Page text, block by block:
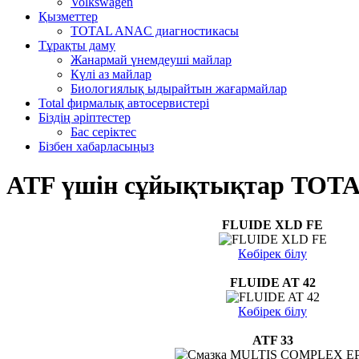
Қызметтер
TOTAL ANAC диагностикасы
Тұрақты даму
Жанармай үнемдеуші майлар
Күлі аз майлар
Биологиялық ыдырайтын жағармайлар
Total фирмалық автосервистері
Біздің әріптестер
Бас серіктес
Бізбен хабарласыңыз
ATF үшін сұйықтықтар
FLUIDE XLD FE
Көбірек білу
FLUIDE AT 42
Көбірек білу
ATF 33